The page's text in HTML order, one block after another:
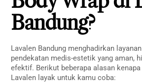
Bandung?
Lavalen Bandung menghadirkan
pendekatan medis-estetik yang aman,
efektif. Berikut beberapa alasan
Lavalen layak untuk kamu coba: